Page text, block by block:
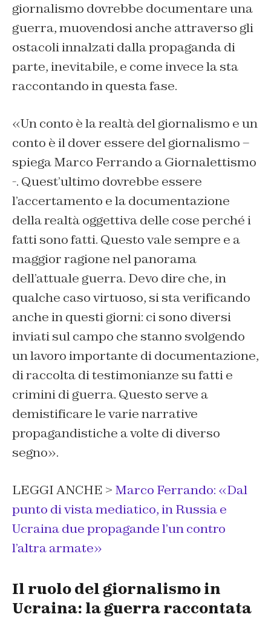
giornalismo dovrebbe documentare una
guerra, muovendosi anche attraverso gli
ostacoli innalzati dalla propaganda di
parte, inevitabile, e come invece la sta
raccontando in questa fase.
«Un conto è la realtà del giornalismo e un
conto è il dover essere del giornalismo –
spiega Marco Ferrando a Giornalettismo
-. Quest’ultimo dovrebbe essere
l’accertamento e la documentazione
della realtà oggettiva delle cose perché i
fatti sono fatti. Questo vale sempre e a
maggior ragione nel panorama
dell’attuale guerra. Devo dire che, in
qualche caso virtuoso, si sta verificando
anche in questi giorni: ci sono diversi
inviati sul campo che stanno svolgendo
un lavoro importante di documentazione,
di raccolta di testimonianze su fatti e
crimini di guerra. Questo serve a
demistificare le varie narrative
propagandistiche a volte di diverso
segno».
LEGGI ANCHE > Marco Ferrando: «Dal
punto di vista mediatico, in Russia e
Ucraina due propagande l’un contro
l’altra armate»
Il ruolo del giornalismo in
Ucraina: la guerra raccontata